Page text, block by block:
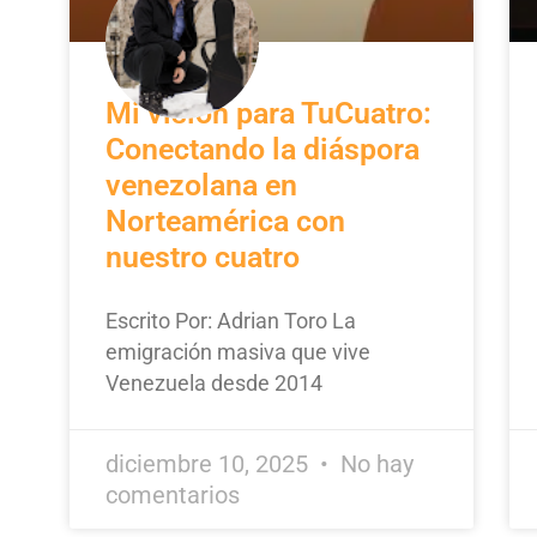
Mi visión para TuCuatro:
Conectando la diáspora
venezolana en
Norteamérica con
nuestro cuatro
Escrito Por: Adrian Toro La
emigración masiva que vive
Venezuela desde 2014
diciembre 10, 2025
No hay
comentarios